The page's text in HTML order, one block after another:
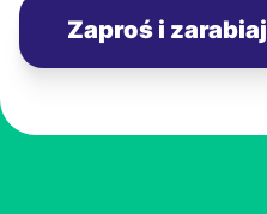
Zaproś i zarabiaj